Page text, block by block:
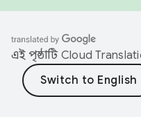
এই পৃষ্ঠাটি Cloud